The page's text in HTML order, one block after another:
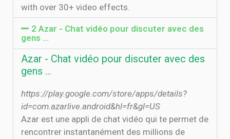
with over 30+ video effects.
2 Azar - Chat vidéo pour discuter avec des
gens ...
Azar - Chat vidéo pour discuter avec des
gens ...
https://play.google.com/store/apps/details?
id=com.azarlive.android&hl=fr&gl=US
Azar est une appli de chat vidéo qui te permet de
rencontrer instantanément des millions de